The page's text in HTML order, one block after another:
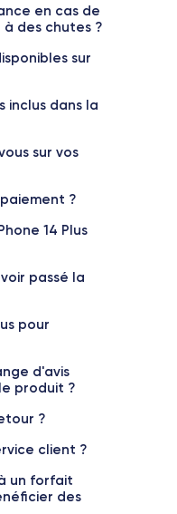
écran
x 1284 pixels
GHz
de l'iPhone 14 Plus.
en cas de
à des chutes ?
sur
inclus dans la
sur vos
?
14 Plus
passé la
pour
d'avis
produit ?
?
client ?
un forfait
des